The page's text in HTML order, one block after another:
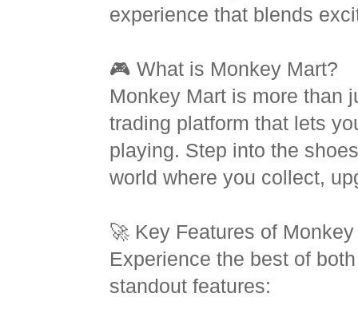
experience that blends
🎮 What is Monkey Mart?
Monkey Mart is more than
trading platform that lets
playing. Step into the
world where you collect,
🚀 Key Features of
Experience the best of
standout features: